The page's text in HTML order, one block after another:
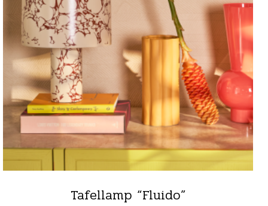
Tafellamp “Fluido”